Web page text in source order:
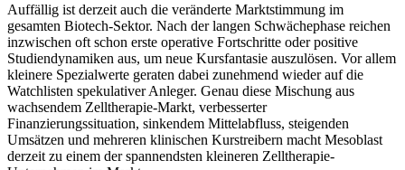
Auffällig ist derzeit auch die veränderte Marktstimmung im
gesamten Biotech-Sektor. Nach der langen Schwächephase reichen
inzwischen oft schon erste operative Fortschritte oder positive
Studiendynamiken aus, um neue Kursfantasie auszulösen. Vor allem
kleinere Spezialwerte geraten dabei zunehmend wieder auf die
Watchlisten spekulativer Anleger. Genau diese Mischung aus
wachsendem Zelltherapie-Markt, verbesserter
Finanzierungssituation, sinkendem Mittelabfluss, steigenden
Umsätzen und mehreren klinischen Kurstreibern macht Mesoblast
derzeit zu einem der spannendsten kleineren Zelltherapie-